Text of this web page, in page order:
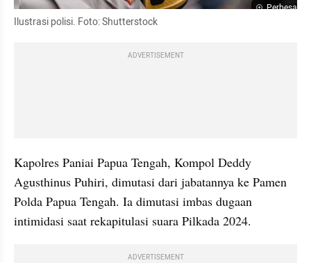
Perbesar
Ilustrasi polisi. Foto: Shutterstock
ADVERTISEMENT
Kapolres Paniai Papua Tengah, Kompol Deddy
Agusthinus Puhiri, dimutasi dari jabatannya ke Pamen
Polda Papua Tengah. Ia dimutasi imbas dugaan
intimidasi saat rekapitulasi suara Pilkada 2024.
ADVERTISEMENT